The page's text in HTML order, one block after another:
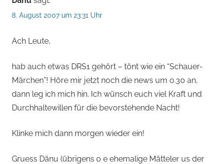
8. August 2007 um 23:31 Uhr
Ach Leute,
hab auch etwas DRS1 gehört – tönt wie ein “Schauer-
Märchen”! Höre mir jetzt noch die news um 0.30 an,
dann leg ich mich hin. Ich wünsch euch viel Kraft und
Durchhaltewillen für die bevorstehende Nacht!
Klinke mich dann morgen wieder ein!
Gruess Dänu (übrigens o e ehemalige Mätteler us der